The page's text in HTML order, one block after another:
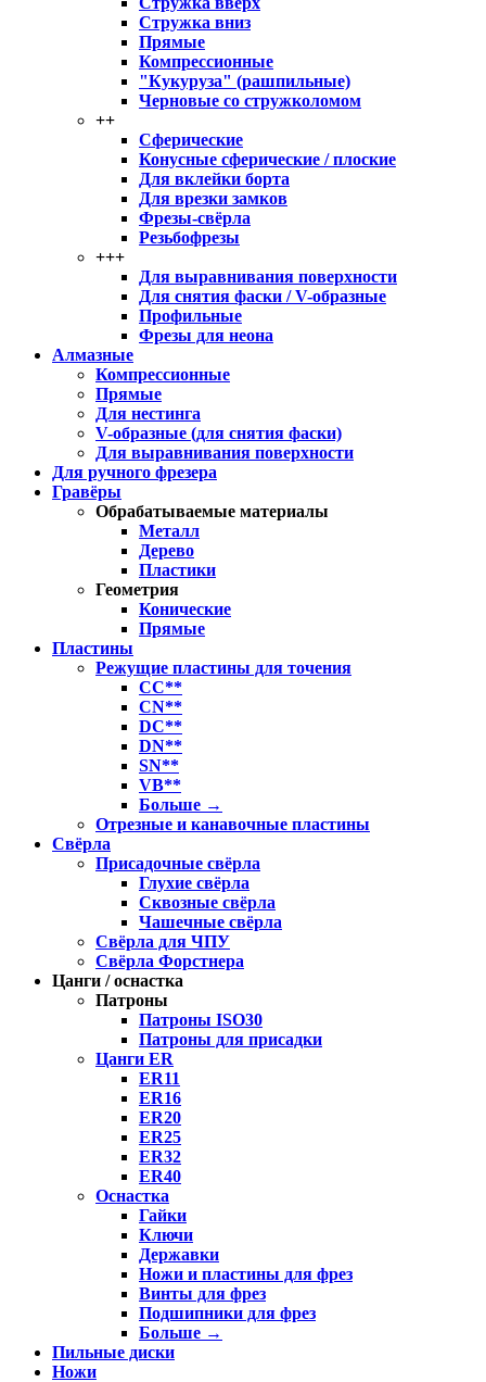
Стружка вниз
Прямые
Компрессионные
"Кукуруза" (рашпильные)
Черновые со стружколомом
++
Сферические
Конусные сферические / плоские
Для вклейки борта
Для врезки замков
Фрезы-свёрла
Резьбофрезы
+++
Для выравнивания поверхности
Для снятия фаски / V-образные
Профильные
Фрезы для неона
Алмазные
Компрессионные
Прямые
Для нестинга
V-образные (для снятия фаски)
Для выравнивания поверхности
Для ручного фрезера
Гравёры
Обрабатываемые материалы
Металл
Дерево
Пластики
Геометрия
Конические
Прямые
Пластины
Режущие пластины для точения
CC**
CN**
DC**
DN**
SN**
VB**
Больше →
Отрезные и канавочные пластины
Свёрла
Присадочные свёрла
Глухие свёрла
Сквозные свёрла
Чашечные свёрла
Свёрла для ЧПУ
Свёрла Форстнера
Цанги / оснастка
Патроны
Патроны ISO30
Патроны для присадки
Цанги ER
ER11
ER16
ER20
ER25
ER32
ER40
Оснастка
Гайки
Ключи
Державки
Ножи и пластины для фрез
Винты для фрез
Подшипники для фрез
Больше →
Пильные диски
Ножи